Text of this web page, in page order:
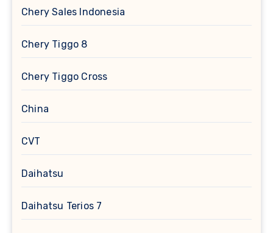
Chery Sales Indonesia
Chery Tiggo 8
Chery Tiggo Cross
China
CVT
Daihatsu
Daihatsu Terios 7